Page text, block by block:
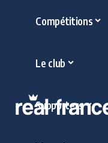
Compétitions
Le club
Supporters